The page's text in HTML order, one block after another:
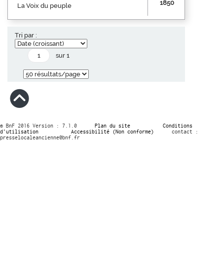
La Voix du peuple
1850
Tri par :
sur 1
© BnF 2016 Version : 7.1.0 Plan du site
Conditions
d’utilisation
Accessibilité (Non conforme)
contact :
presselocaleancienne@bnf.fr